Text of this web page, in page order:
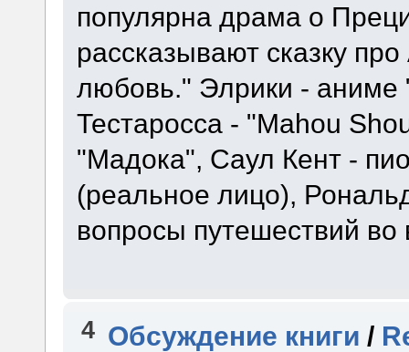
популярна драма о
рассказывают сказку
любовь." Элрики - аниме
Тестаросса - "Mahou
"Мадока", Саул Кент -
(реальное лицо),
вопросы путешествий
4 Обсуждение книги /